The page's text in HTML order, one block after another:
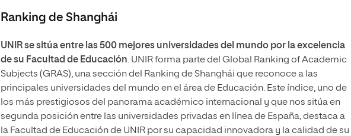
Ranking de Shanghái
UNIR se sitúa entre las 500 mejores universidades del mundo por la excelencia
de su Facultad de Educación. UNIR forma parte del Global Ranking of Academic
Subjects (GRAS), una sección del Ranking de Shanghái que reconoce a las
principales universidades del mundo en el área de Educación. Este índice, uno de
los más prestigiosos del panorama académico internacional y que nos sitúa en
segunda posición entre las universidades privadas en línea de España, destaca a
la Facultad de Educación de UNIR por su capacidad innovadora y la calidad de su